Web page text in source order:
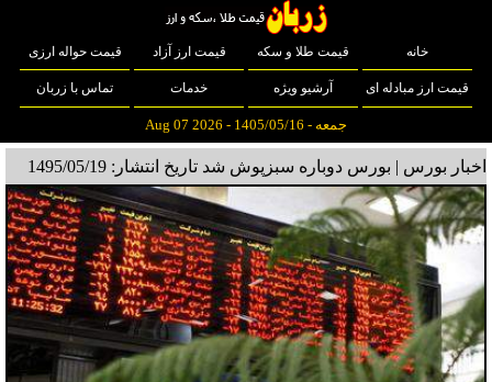
خانه قیمت طلا و سکه قیمت ارز آزاد قیمت حواله ارزی
قیمت ارز مبادله ای آرشیو ویژه خدمات تماس با زربان
جمعه - 1405/05/16 - Aug 07 2026
اخبار بورس | بورس دوباره سبزپوش شد تاریخ انتشار: 1495/05/19